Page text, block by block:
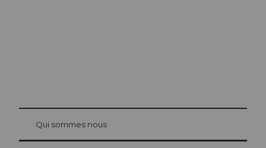
Carte d’hôte Lucerne
at Bre
Qui sommes nous